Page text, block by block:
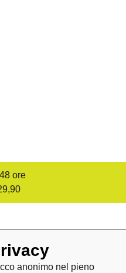
ore
anonimo nel pieno